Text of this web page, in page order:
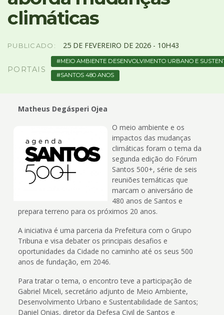
Acessibilidade
climáticas
PUBLICADO: 25 DE FEVEREIRO DE 2026 - 10H43
PORTAIS
MEIO AMBIENTE DESENVOLVIMENTO URBANO E
SANTOS 480 ANOS
Matheus Degásperi Ojea
O meio ambiente e os
impactos das mudanças
climáticas foram o tema da
segunda edição do Fórum
Santos 500+, série de seis
reuniões temáticas que
marcam o aniversário de
480 anos de Santos e
prepara terreno para os próximos 20 anos.
A iniciativa é uma parceria da Prefeitura com o Grupo
Tribuna e visa debater os principais desafios e
oportunidades da Cidade no caminho até os seus 500
anos de fundação, em 2046.
Para tratar o tema, o encontro teve a participação de
Gabriel Miceli, secretário adjunto de Meio Ambiente,
Desenvolvimento Urbano e Sustentabilidade de Santos;
Daniel Onias, diretor da Defesa Civil de Santos e